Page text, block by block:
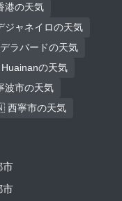
の天気
ャネイロの天気
ラバードの天気
の天気
市の天気
寧市の天気
市
市